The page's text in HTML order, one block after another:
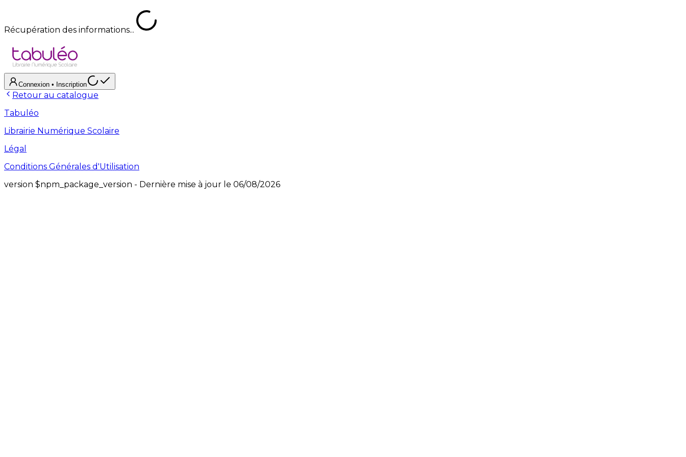
Récupération des informations...
Connexion • Inscription
Retour au catalogue
Tabuléo
Librairie Numérique Scolaire
Légal
Conditions Générales d'Utilisation
version $npm_package_version - Dernière mise à jour le 06/08/2026